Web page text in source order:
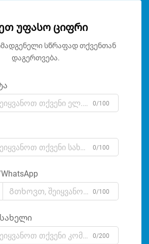
უფასო ციფრი
სწრაფად თქვენთან
დაგერთვება.
0/100
0/100
0/100
0/200